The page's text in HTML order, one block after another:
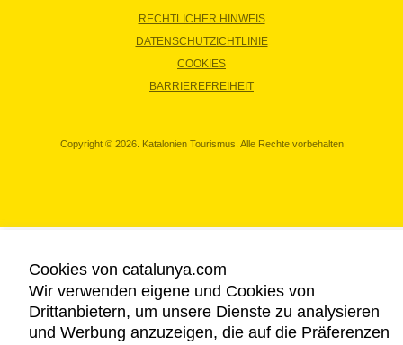
RECHTLICHER HINWEIS
DATENSCHUTZICHTLINIE
COOKIES
BARRIEREFREIHEIT
Copyright © 2026. Katalonien Tourismus. Alle Rechte vorbehalten
Cookies von catalunya.com
Wir verwenden eigene und Cookies von
Drittanbietern, um unsere Dienste zu analysieren
und Werbung anzuzeigen, die auf die Präferenzen